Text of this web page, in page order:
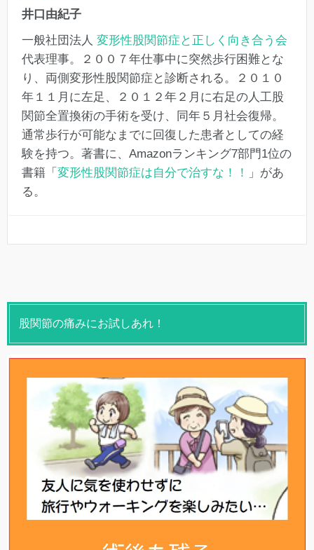
井口由紀子
一般社団法人 変形性股関節症と正しく向き合う会
代表理事。２００７年仕事中に突然歩行困難とな
り、両側変形性股関節症と診断される。２０１０
年１１月に左足、２０１２年２月に右足の人工股
関節全置換術の手術を受け、同年５月社会復帰。
通常歩行が可能なまでに回復した患者としての経
験を持つ。著書に、Amazonランキング7部門1位の
書籍「 変形性股関節症は自分で治すな！！
」があ
る。
股関節の痛みにお試しあれ！